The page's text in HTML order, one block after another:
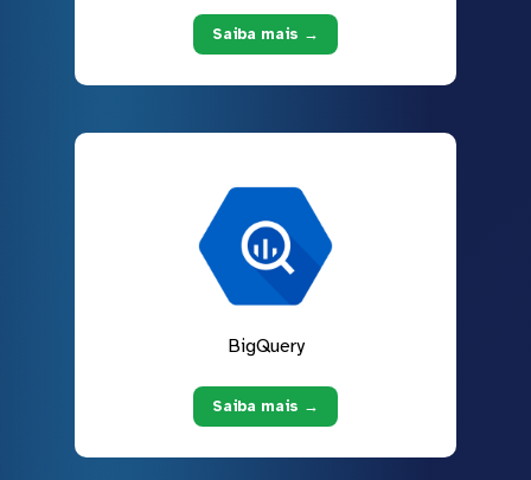
Saiba mais →
BigQuery
Saiba mais →